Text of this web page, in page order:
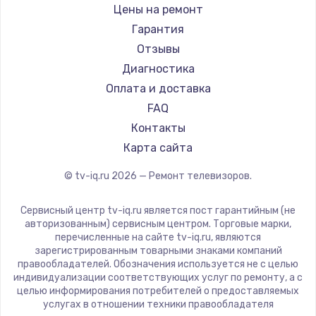
Замена видеокарты
1600 руб.
Ремонт разъема питания
880 руб.
Заказать
Замена видеочипа
Заказать
Замена северного моста
2600 руб.
Заказать
Daewoo
Centek
Telefunken
Hyundai
Doffler
Hiper
Grundig
HITACHI
Yandex
National
iFFALCON
Tuvio
Nord
Цены на ремонт
Гарантия
Отзывы
Диагностика
Оплата и доставка
FAQ
Контакты
Карта сайта
© tv-iq.ru 2026 — Ремонт телевизоров.
Сервисный центр tv-iq.ru является пост гарантийным (не
авторизованным) сервисным центром. Торговые марки,
перечисленные на сайте tv-iq.ru, являются
зарегистрированным товарными знаками компаний
правообладателей. Обозначения используется не с целью
индивидуализации соответствующих услуг по ремонту, а с
целью информирования потребителей о предоставляемых
услугах в отношении техники правообладателя